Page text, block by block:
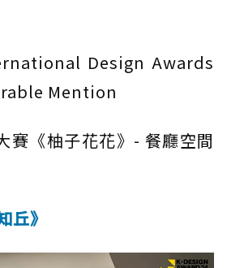
Design Awards
Mention
賽《柚子花花》- 餐廳空間
丘》